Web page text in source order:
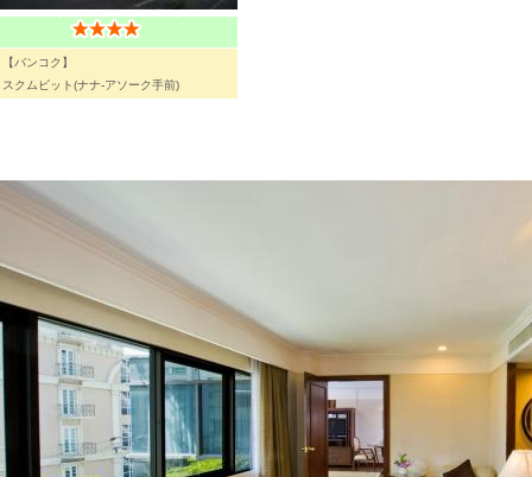
【バンコク】
スクムビット(ナナ-アソーク手前)